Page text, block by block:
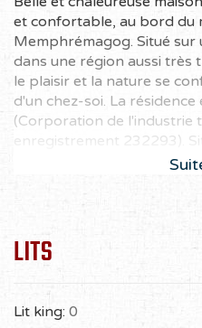
et confortable, au bord du
Memphrémagog. Situé
dans une région aussi très
le plaisir et la nature se
d'un chez-soi. La
(Corporation de l'industrie
enregistrement 232293).
américaine, dans la
SURVOL DES
Bord de l'eau dans
fond de sable
Cuisine toute
billard, Cinéma
LITS
Lit king: 0